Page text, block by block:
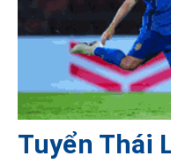
Tuyển Thái